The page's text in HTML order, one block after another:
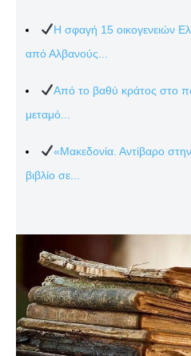
Η σφαγή 15 οικογενειών
από Αλβανούς...
Από το βαθύ κράτος στο
μεταμό...
«Μακεδονία. Αντίβαρο
βιβλίο σε...